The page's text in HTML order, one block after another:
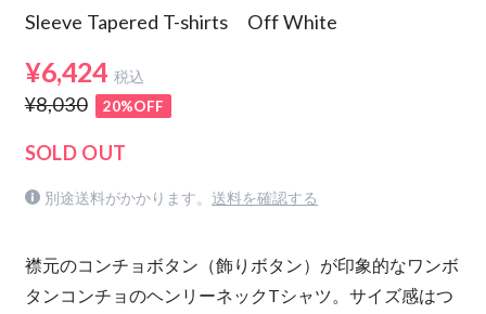
Sleeve Tapered T-shirts Off White
¥6,424 税込
¥8,030 20%OFF
SOLD OUT
別途送料がかかります。 送料を確認する
襟元のコンチョボタン（飾りボタン）が印象的なワンボ
タンコンチョのヘンリーネックTシャツ。サイズ感はつ